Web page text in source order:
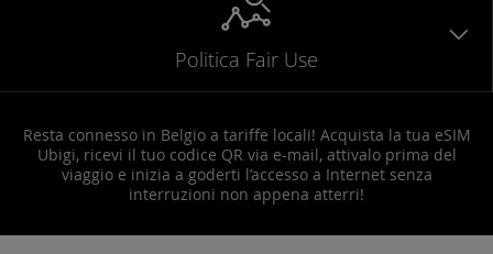
Politica Fair Use
Resta connesso in Belgio a tariffe locali! Acquista la tua eSIM
Ubigi, ricevi il tuo codice QR via e-mail, attivalo prima del
viaggio e inizia a goderti l’accesso a Internet senza
interruzioni non appena atterri!